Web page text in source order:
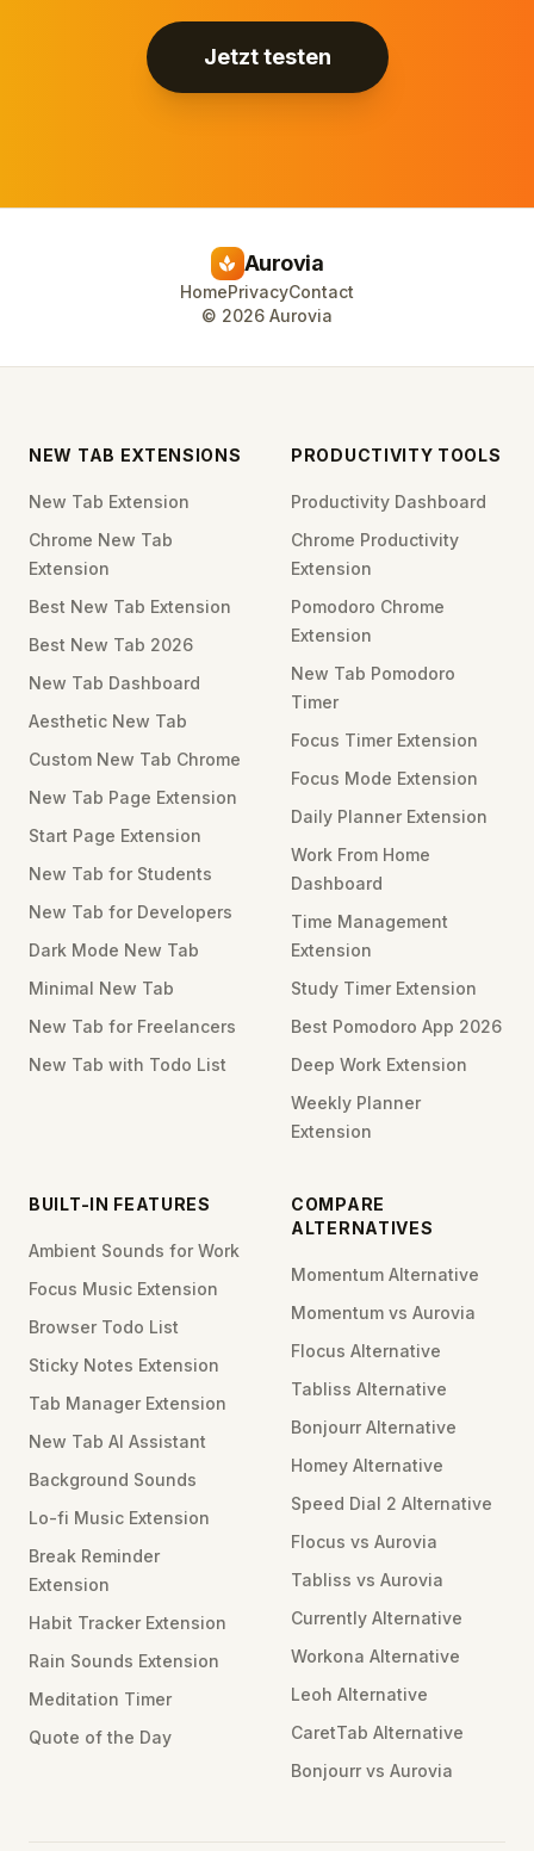
Jetzt testen
spa Aurovia
HomePrivacyContact
© 2026 Aurovia
NEW TAB EXTENSIONS
New Tab Extension
Chrome New Tab
Extension
Best New Tab Extension
Best New Tab 2026
New Tab Dashboard
Aesthetic New Tab
Custom New Tab Chrome
New Tab Page Extension
Start Page Extension
New Tab for Students
New Tab for Developers
Dark Mode New Tab
Minimal New Tab
New Tab for Freelancers
New Tab with Todo List
PRODUCTIVITY TOOLS
Productivity Dashboard
Chrome Productivity
Extension
Pomodoro Chrome
Extension
New Tab Pomodoro
Timer
Focus Timer Extension
Focus Mode Extension
Daily Planner Extension
Work From Home
Dashboard
Time Management
Extension
Study Timer Extension
Best Pomodoro App 2026
Deep Work Extension
Weekly Planner
Extension
BUILT-IN FEATURES
Ambient Sounds for Work
Focus Music Extension
Browser Todo List
Sticky Notes Extension
Tab Manager Extension
New Tab AI Assistant
Background Sounds
Lo-fi Music Extension
Break Reminder
Extension
Habit Tracker Extension
Rain Sounds Extension
Meditation Timer
Quote of the Day
COMPARE
ALTERNATIVES
Momentum Alternative
Momentum vs Aurovia
Flocus Alternative
Tabliss Alternative
Bonjourr Alternative
Homey Alternative
Speed Dial 2 Alternative
Flocus vs Aurovia
Tabliss vs Aurovia
Currently Alternative
Workona Alternative
Leoh Alternative
CaretTab Alternative
Bonjourr vs Aurovia